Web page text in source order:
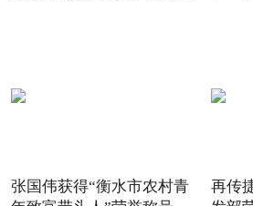
张国伟获得“衡水市农村青
再传